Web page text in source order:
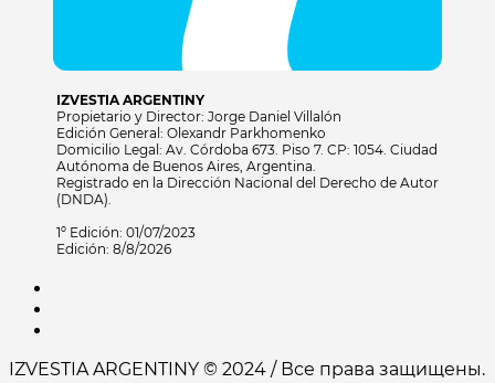
IZVESTIA ARGENTINY
Propietario y Director: Jorge Daniel Villalón
Edición General: Olexandr Parkhomenko
Domicilio Legal: Av. Córdoba 673. Piso 7. CP: 1054. Ciudad
Autónoma de Buenos Aires, Argentina.
Registrado en la Dirección Nacional del Derecho de Autor
(DNDA).
1º Edición: 01/07/2023
Edición: 8/8/2026
IZVESTIA ARGENTINY © 2024 / Все права защищены.